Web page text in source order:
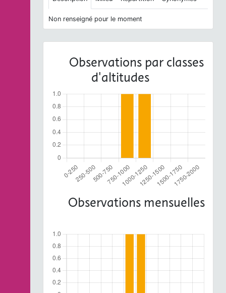
Non renseigné pour le moment
Observations par classes
d'altitudes
Observations mensuelles